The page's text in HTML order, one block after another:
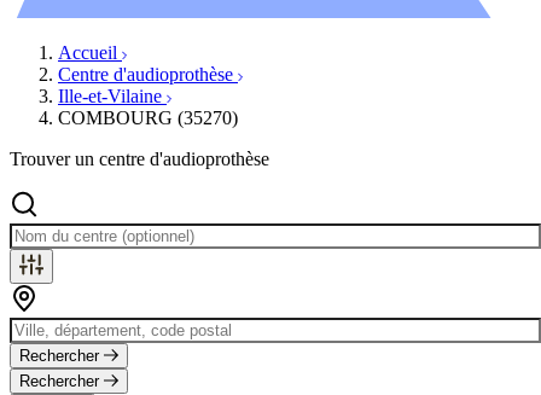
Accueil
Centre d'audioprothèse
Ille-et-Vilaine
COMBOURG (35270)
Trouver un centre d'audioprothèse
Rechercher
Rechercher